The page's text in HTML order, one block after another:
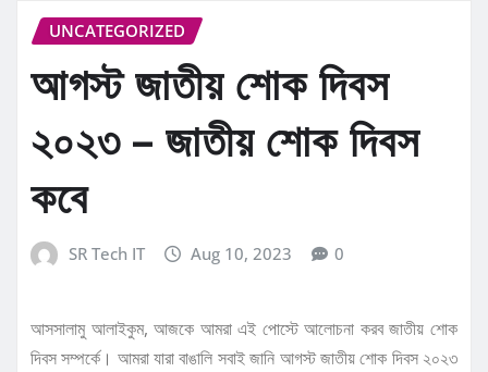
UNCATEGORIZED
আগস্ট জাতীয় শোক দিবস
২০২৩ – জাতীয় শোক দিবস
কবে
SR Tech IT Aug 10, 2023 0
আসসালামু আলাইকুম, আজকে আমরা এই পোস্টে আলোচনা করব জাতীয় শোক
দিবস সম্পর্কে। আমরা যারা বাঙালি সবাই জানি আগস্ট জাতীয় শোক দিবস ২০২৩